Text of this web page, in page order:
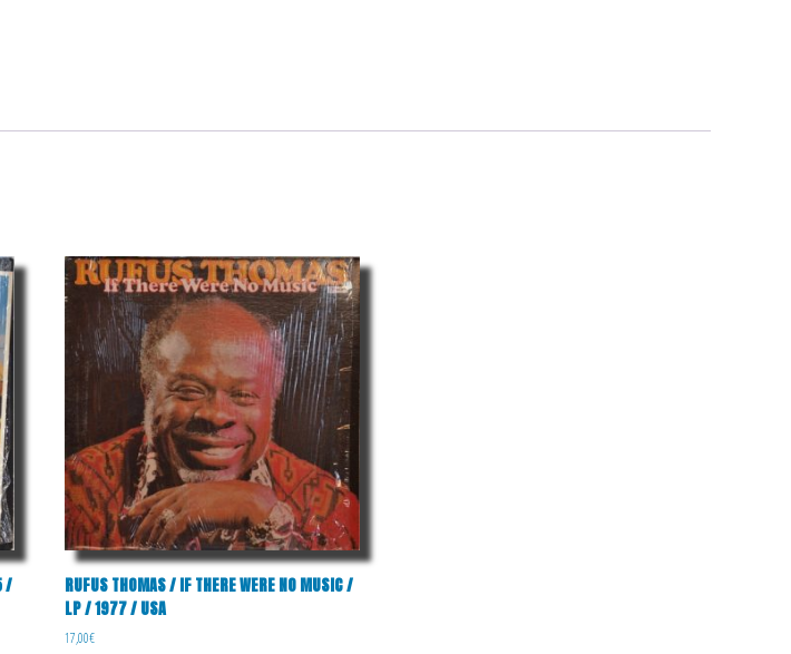
/
RUFUS THOMAS / IF THERE WERE NO MUSIC /
LP / 1977 / USA
17,00€